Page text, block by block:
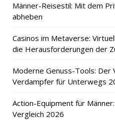
Männer-Reisestil: Mit dem
abheben
Casinos im Metaverse:
die Herausforderungen der
Moderne Genuss-Tools: Der
Verdampfer für Unterwegs
Action-Equipment für
Vergleich 2026